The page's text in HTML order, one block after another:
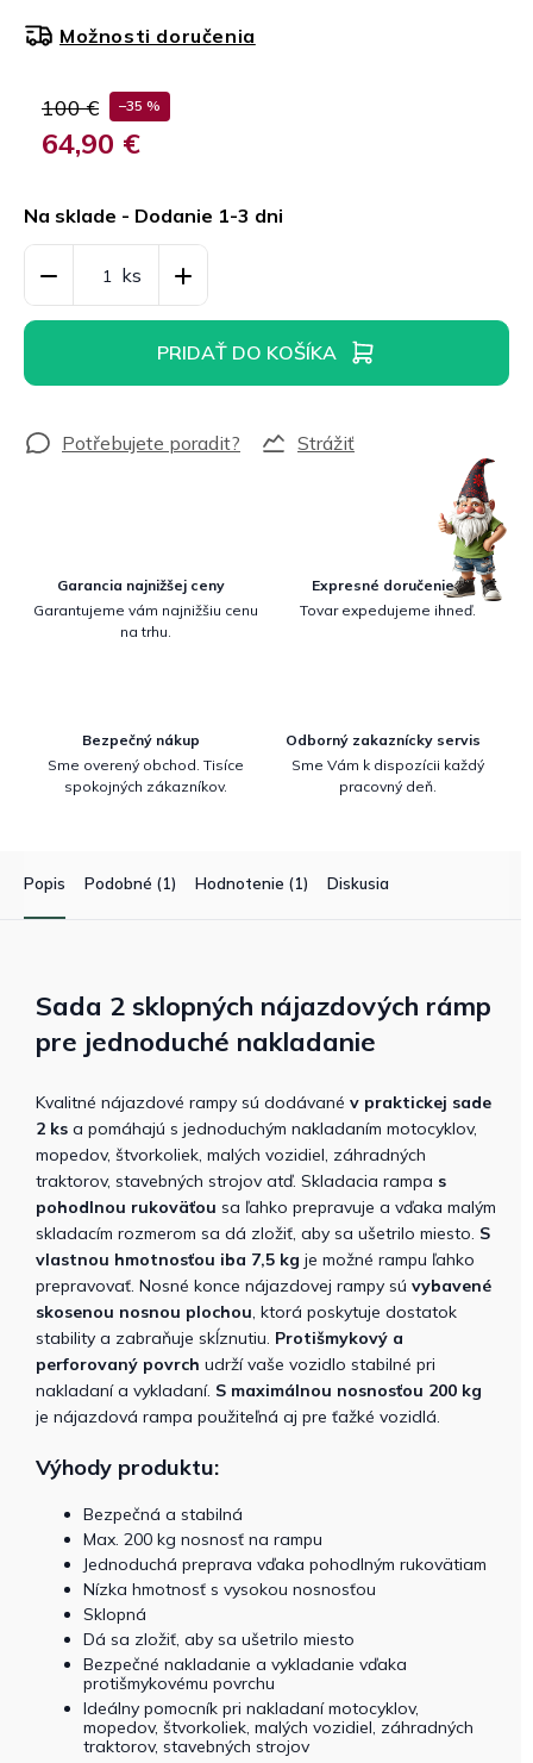
100 € –35 %
64,90 €
cena:
Na sklade - Dodanie 1-3 dni
Možnosti doručenia
PRIDAŤ DO KOŠÍKA
Strážiť
Garancia najnižšej ceny
Garantujeme vám najnižšiu cenu
na trhu.
Expresné doručenie
Tovar expedujeme ihneď.
Bezpečný nákup
Sme overený obchod. Tisíce
spokojných zákazníkov.
Odborný zakaznícky servis
Sme Vám k dispozícii každý
pracovný deň.
Popis Podobné (1) Hodnotenie (1) Diskusia
Sada 2 sklopných nájazdových rámp
pre jednoduché nakladanie
Kvalitné nájazdové rampy sú dodávané v praktickej sade
2 ks a pomáhajú s jednoduchým nakladaním motocyklov,
mopedov, štvorkoliek, malých vozidiel, záhradných
traktorov, stavebných strojov atď. Skladacia rampa s
pohodlnou rukoväťou sa ľahko prepravuje a vďaka malým
skladacím rozmerom sa dá zložiť, aby sa ušetrilo miesto. S
vlastnou hmotnosťou iba 7,5 kg je možné rampu ľahko
prepravovať. Nosné konce nájazdovej rampy sú vybavené
skosenou nosnou plochou , ktorá poskytuje dostatok
stability a zabraňuje skĺznutiu. Protišmykový a
perforovaný povrch udrží vaše vozidlo stabilné pri
nakladaní a vykladaní. S maximálnou nosnosťou 200 kg
je nájazdová rampa použiteľná aj pre ťažké vozidlá.
Výhody produktu:
Bezpečná a stabilná
Max. 200 kg nosnosť na rampu
Jednoduchá preprava vďaka pohodlným rukovätiam
Nízka hmotnosť s vysokou nosnosťou
Sklopná
Dá sa zložiť, aby sa ušetrilo miesto
Bezpečné nakladanie a vykladanie vďaka
protišmykovému povrchu
Ideálny pomocník pri nakladaní motocyklov,
mopedov, štvorkoliek, malých vozidiel, záhradných
traktorov, stavebných strojov